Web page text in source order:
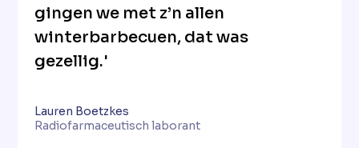
gingen we met z’n allen
winterbarbecuen, dat was
gezellig.'
Lauren Boetzkes
Radiofarmaceutisch laborant